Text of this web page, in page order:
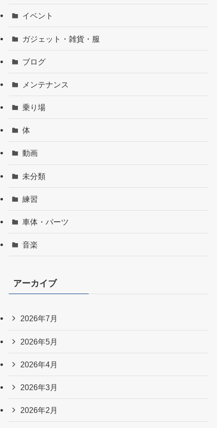
イベント
ガジェット・雑貨・服
ブログ
メンテナンス
乗り場
体
動画
未分類
練習
車体・パーツ
音楽
アーカイブ
2026年7月
2026年5月
2026年4月
2026年3月
2026年2月